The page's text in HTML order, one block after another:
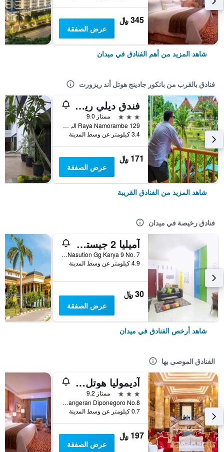
345 ﷼
عرض الصفقة
شاهد المزيد من أهم الفنادق في ميدان
فنادق بالقرب من بانكور جادينج هوتل أند ريزورت
فندق ديلي ريفير آند ريستايورانت أوملانديا
3 نجوم
ممتاز 9.0
Jl Raya Namorambe 129, ميدان, إندونيسيا
3.4 كيلومتر عن وسط المدينة
171 ﷼
عرض الصفقة
شاهد المزيد من الفنادق القريبة
فنادق رخيصة في ميدان
آميليا 2 جيستهاوس
Jl. A.H. Nasution Gg Karya 9 No. 7, ميدان, إندونيسيا
4.9 كيلومتر عن وسط المدينة
30 ﷼
عرض الصفقة
شاهد أرخص الفنادق في ميدان
الفنادق الموصى بها
آديموليا هوتل ميدان
3 نجوم
ممتاز 9.2
Jalan Pangeran Diponegoro No.8, ميدان, إندونيسيا
0.7 كيلومتر عن وسط المدينة
197 ﷼
عرض الصفقة